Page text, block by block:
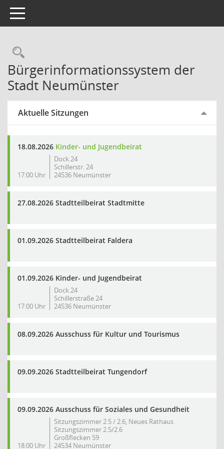
Toggle navigation
Rechercheauswahl
Bürgerinformationssystem der
Stadt Neumünster
Aktuelle Sitzungen
18.08.2026 Kinder- und Jugendbeirat
17:00 Uhr
Dock.24
Schillerstr. 24
24536 Neumünster
27.08.2026 Stadtteilbeirat Stadtmitte
01.09.2026 Stadtteilbeirat Faldera
01.09.2026 Kinder- und Jugendbeirat
17:00 Uhr
Dock.24
Schillerstraße 24
24536 Neumünster
08.09.2026 Ausschuss für Kultur und Tourismus
09.09.2026 Stadtteilbeirat Tungendorf
09.09.2026 Ausschuss für Soziales und Gesundheit
18:00 Uhr
Sitzungszimmer 2.5 / 2.6, Neues Rathaus
Sitzungszimmer 2.5/2.6
Großflecken 59
24534 Neumünster